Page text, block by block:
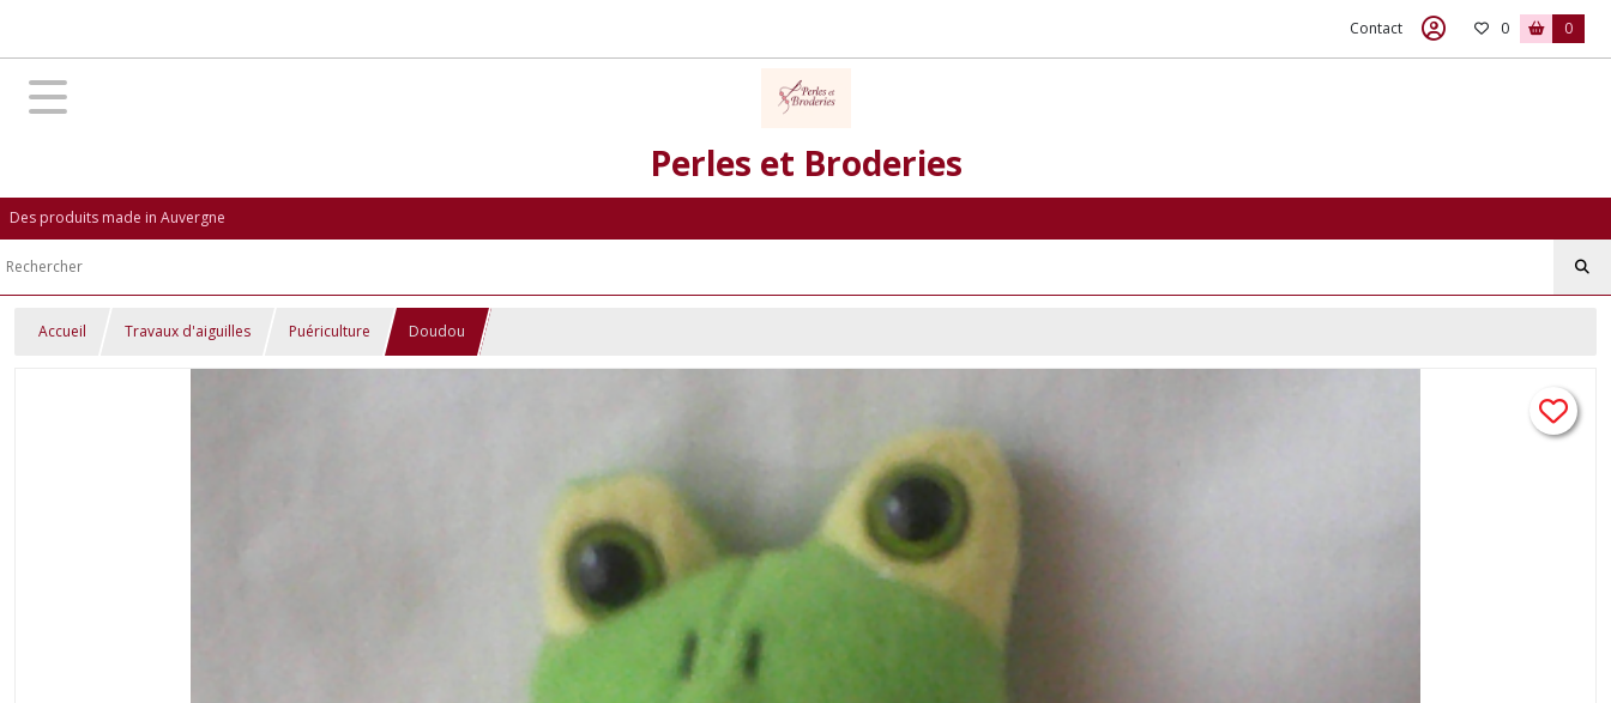
Contact 0 0
Perles et Broderies
Des produits made in Auvergne
Accueil Travaux d'aiguilles Puériculture Doudou